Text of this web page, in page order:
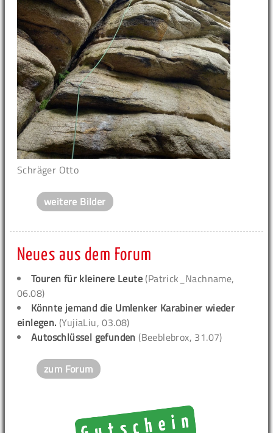
Schräger Otto
weitere Bilder
Neues aus dem Forum
Touren für kleinere Leute (Patrick_Nachname,
06.08)
Könnte jemand die Umlenker Karabiner wieder
einlegen. (YujiaLiu, 03.08)
Autoschlüssel gefunden (Beeblebrox, 31.07)
zum Forum